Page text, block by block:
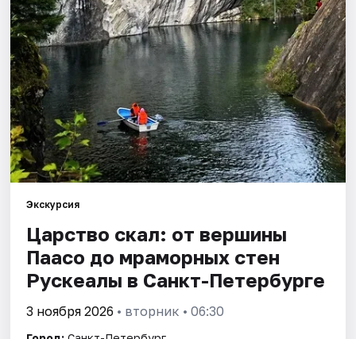
Артисты
Рейтинги
Экскурсия
Царство скал: от вершины
Паасо до мраморных стен
Рускеалы в Санкт-Петербурге
3 ноября 2026 • вторник • 06:30